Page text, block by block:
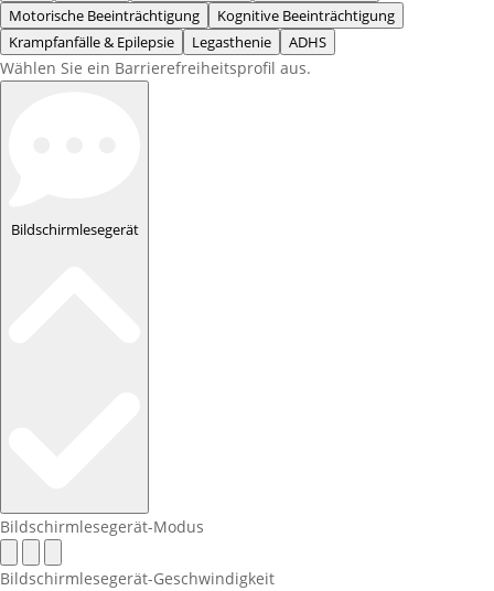
Motorische Beeinträchtigung
Kognitive Beeinträchtigung
Krampfanfälle & Epilepsie
Legasthenie ADHS
Wählen Sie ein Barrierefreiheitsprofil aus.
Bildschirmlesegerät
Bildschirmlesegerät-Modus
Bildschirmlesegerät-Geschwindigkeit